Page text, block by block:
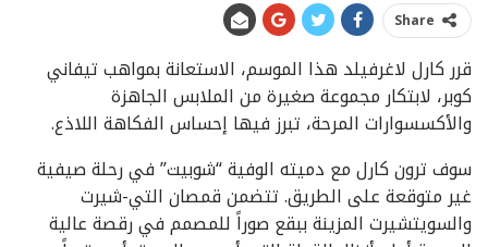
Share
قرر كارل لاغرفيلد هذا الموسم، الاستعانة بمواهب تيفاني
كوبر، لابتكار مجموعة صغيرة من الملابس الجاهزة
والأكسسوارات المرحة، تبرز فيها إحساس الفكاهة اللاذع.
سوف ترون كارل مع دميته الوفية “شوبيت” في رحلة صيفية
غير متوقعة على الطريق. تتضمن قمصان التي-شيرت
والسويتشيرت المزينة ببقع صوراً للمصمم في رقصة عالية